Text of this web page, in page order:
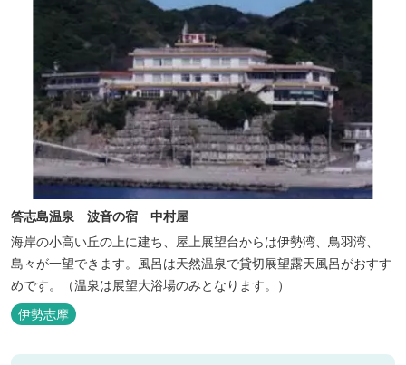
答志島温泉 波音の宿 中村屋
海岸の小高い丘の上に建ち、屋上展望台からは伊勢湾、鳥羽湾、
島々が一望できます。風呂は天然温泉で貸切展望露天風呂がおすす
めです。（温泉は展望大浴場のみとなります。）
伊勢志摩